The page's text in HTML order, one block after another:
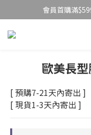
會員首購滿
歐美長
[ 預購7-21天內寄出 ]
[ 現貨1-3天內寄出 ]